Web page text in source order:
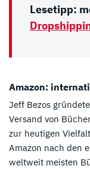
Lesetipp:
Amazon:
Jeff Bezos
Versand von
zur heutigen
Amazon nach den
weltweit meisten